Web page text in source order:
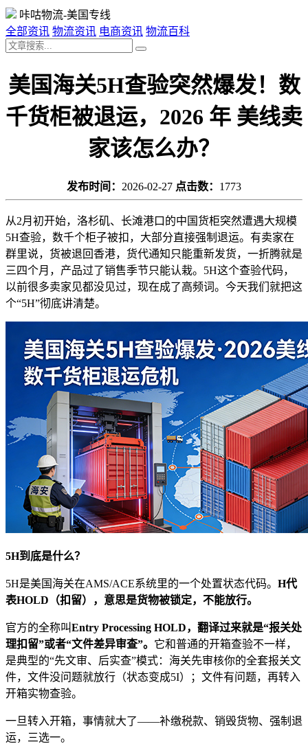
咔咕物流-美国专线
全部资讯 物流资讯 电商资讯 物流百科
美国海关5H查验突然爆发！数
千货柜被退运，2026 年 美线卖
家该怎么办？
发布时间： 2026-02-27 点击数： 1773
从2月初开始，洛杉矶、长滩港口的中国货柜突然遭遇大规模
5H查验，数千个柜子被扣，大部分直接强制退运。有卖家在
群里说，货被退回香港，货代通知只能重新发货，一折腾就是
三四个月，产品过了销售季节只能认栽。5H这个查验代码，
以前很多卖家见都没见过，现在成了高频词。今天我们就把这
个“5H”彻底讲清楚。
5H到底是什么？
5H是美国海关在AMS/ACE系统里的一个处置状态代码。 H代
表HOLD（扣留），意思是货物被锁定，不能放行。
官方的全称叫Entry Processing HOLD，翻译过来就是“报关处
理扣留”或者“文件差异审查”。 它和普通的开箱查验不一样，
是典型的“先文审、后实查”模式：海关先审核你的全套报关文
件，文件没问题就放行（状态变成5I）；文件有问题，再转入
开箱实物查验。
一旦转入开箱，事情就大了——补缴税款、销毁货物、强制退
运，三选一。